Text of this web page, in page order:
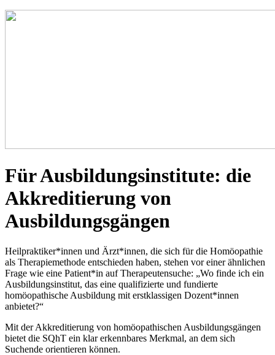
Für Ausbildungsinstitute: die
Akkreditierung von
Ausbildungsgängen
Heilpraktiker*innen und Ärzt*innen, die sich für die Homöopathie
als Therapiemethode entschieden haben, stehen vor einer ähnlichen
Frage wie eine Patient*in auf Therapeutensuche: „Wo finde ich ein
Ausbildungsinstitut, das eine qualifizierte und fundierte
homöopathische Ausbildung mit erstklassigen Dozent*innen
anbietet?“
Mit der Akkreditierung von homöopathischen Ausbildungsgängen
bietet die SQhT ein klar erkennbares Merkmal, an dem sich
Suchende orientieren können.